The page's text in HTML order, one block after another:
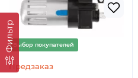
ФильтрВыбор покупателей
Предзаказ